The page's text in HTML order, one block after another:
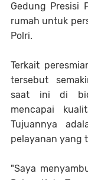
Gedung Presisi
rumah untuk
Polri.
Terkait
tersebut
saat ini di
mencapai
Tujuannya
pelayanan yang
"Saya